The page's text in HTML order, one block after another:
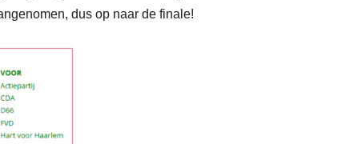
dus op naar de finale!